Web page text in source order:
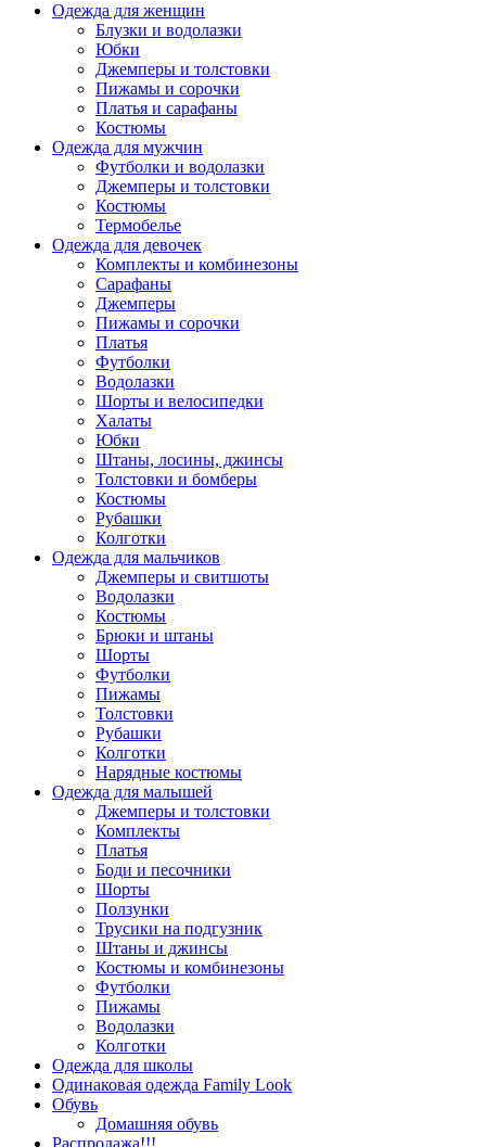
Одежда для женщин
Блузки и водолазки
Юбки
Джемперы и толстовки
Пижамы и сорочки
Платья и сарафаны
Костюмы
Одежда для мужчин
Футболки и водолазки
Джемперы и толстовки
Костюмы
Термобелье
Одежда для девочек
Комплекты и комбинезоны
Сарафаны
Джемперы
Пижамы и сорочки
Платья
Футболки
Водолазки
Шорты и велосипедки
Халаты
Юбки
Штаны, лосины, джинсы
Толстовки и бомберы
Костюмы
Рубашки
Колготки
Одежда для мальчиков
Джемперы и свитшоты
Водолазки
Костюмы
Брюки и штаны
Шорты
Футболки
Пижамы
Толстовки
Рубашки
Колготки
Нарядные костюмы
Одежда для малышей
Джемперы и толстовки
Комплекты
Платья
Боди и песочники
Шорты
Ползунки
Трусики на подгузник
Штаны и джинсы
Костюмы и комбинезоны
Футболки
Пижамы
Водолазки
Колготки
Одежда для школы
Одинаковая одежда Family Look
Обувь
Домашняя обувь